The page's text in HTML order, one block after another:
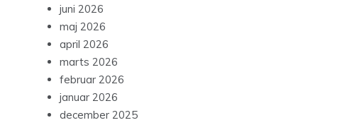
juni 2026
maj 2026
april 2026
marts 2026
februar 2026
januar 2026
december 2025